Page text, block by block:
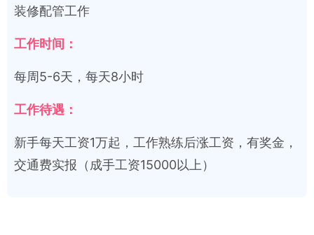
装修配管工作
工作时间：
每周5-6天，每天8小时
工作待遇：
新手每天工资1万起，工作熟练后涨工资，有奖金，
交通费实报（成手工资15000以上）